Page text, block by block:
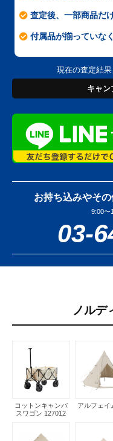
査定後、一部商品だ
付属品が揃っていな
現在の査定結果
キャン
お持ち込みやそ
9:00〜
03-
ノルデ
コットンキャンバ
スワゴン 127012
アルフェイ